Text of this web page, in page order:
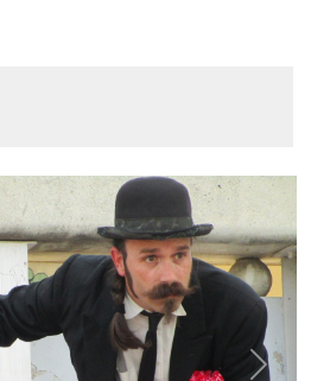
Next